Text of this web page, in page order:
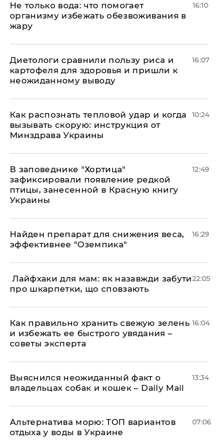
Не только вода: что помогает
организму избежать обезвоживания в
жару
16:10
Диетологи сравнили пользу риса и
картофеля для здоровья и пришли к
неожиданному выводу
16:07
Как распознать тепловой удар и когда
вызывать скорую: инструкция от
Минздрава Украины
10:24
В заповеднике "Хортица"
зафиксировали появление редкой
птицы, занесенной в Красную книгу
Украины
12:49
Найден препарат для снижения веса,
эффективнее "Оземпика"
16:29
​ Лайфхаки для мам: як назавжди забути
про шкарпетки, що сповзають
22:05
Как правильно хранить свежую зелень
и избежать ее быстрого увядания –
советы эксперта
16:04
Выяснился неожиданный факт о
владельцах собак и кошек – Daily Mail
13:34
Альтернатива морю: ТОП вариантов
отдыха у воды в Украине
07:06